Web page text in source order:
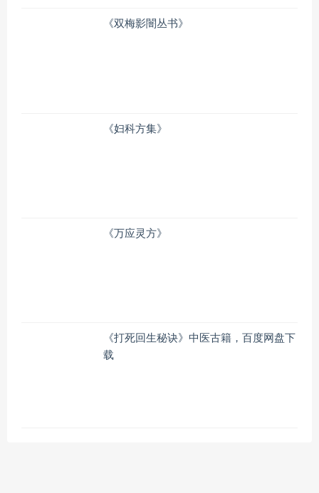
《双梅影闇丛书》
《妇科方集》
《万应灵方》
《打死回生秘诀》中医古籍，百度网盘下
载